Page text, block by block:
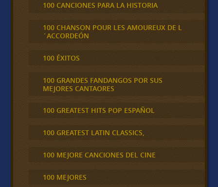
100 CANCIONES PARA LA HISTORIA
100 CHANSON POUR LES AMOUREUX DE L
´ACCORDEÓN
100 ÉXITOS
100 GRANDES FANDANGOS POR SUS
MEJORES CANTAORES
100 GREATEST HITS POP ESPAÑOL
100 GREATEST LATIN CLASSICS,
100 MEJORE CANCIONES DEL CINE
100 MEJORES